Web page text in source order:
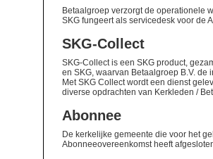
Betaalgroep verzorgt de operationele
SKG fungeert als servicedesk voor de
SKG-Collect
SKG-Collect is een SKG product,
en SKG, waarvan Betaalgroep B.V.
Met SKG Collect wordt een dienst
diverse opdrachten van Kerkleden /
Abonnee
De kerkelijke gemeente die voor het
Abonneeovereenkomst heeft